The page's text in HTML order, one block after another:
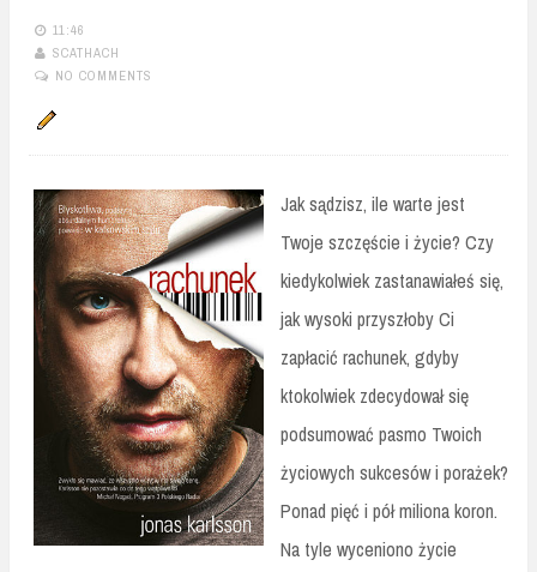
11:46
SCATHACH
NO COMMENTS
Jak sądzisz, ile warte jest
Twoje szczęście i życie? Czy
kiedykolwiek zastanawiałeś się,
jak wysoki przyszłoby Ci
zapłacić rachunek, gdyby
ktokolwiek zdecydował się
podsumować pasmo Twoich
życiowych sukcesów i porażek?
Ponad pięć i pół miliona koron.
Na tyle wyceniono życie